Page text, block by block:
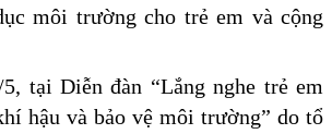
môi trường cho trẻ em và cộng
tại Diễn đàn “Lắng nghe trẻ em
hậu và bảo vệ môi trường” do tổ